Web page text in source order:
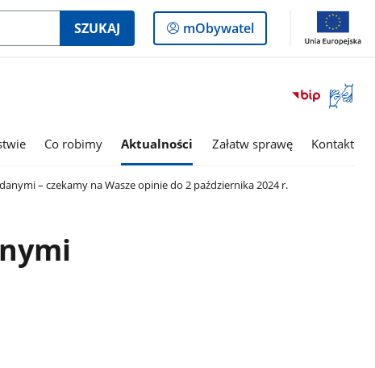
SZUKAJ
Logowanie
do
mObywatel
Otwórz
okno
Co robimy Aktualności Załatw sprawę Kontakt
– czekamy na Wasze opinie do 2 października 2024 r.